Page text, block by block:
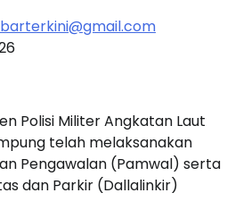
Polisi Militer Angkatan Laut
telah melaksanakan
Pengawalan (Pamwal) serta
dan Parkir (Dallalinkir)